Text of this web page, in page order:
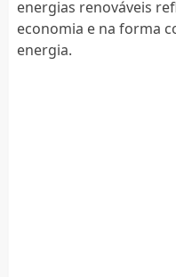
energias renováveis
economia e na forma
energia.